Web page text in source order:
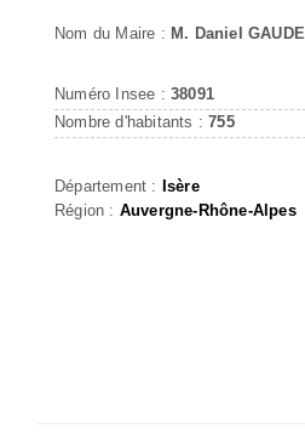
Nom du Maire : M. Daniel GAUDE
Numéro Insee : 38091
Nombre d'habitants :755
Département : Isère
Région : Auvergne-Rhône-Alpes